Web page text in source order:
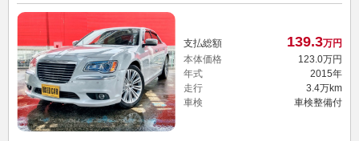
支払総額 139.3万円
本体価格
123.0万円
年式
2015年
走行
3.4万km
車検
車検整備付